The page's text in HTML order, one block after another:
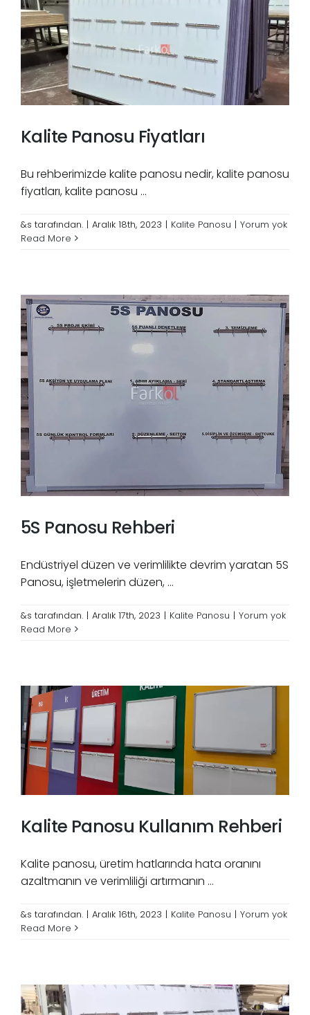
Kalite Panosu Fiyatları
Bu rehberimizde kalite panosu nedir, kalite panosu
fiyatları, kalite panosu ...
&s tarafından. | Aralık 18th, 2023 | Kalite Panosu | Yorum yok
Read More
5S Panosu Rehberi
Endüstriyel düzen ve verimlilikte devrim yaratan 5S
Panosu, işletmelerin düzen, ...
&s tarafından. | Aralık 17th, 2023 | Kalite Panosu | Yorum yok
Read More
Kalite Panosu Kullanım Rehberi
Kalite panosu, üretim hatlarında hata oranını
azaltmanın ve verimliliği artırmanın ...
&s tarafından. | Aralık 16th, 2023 | Kalite Panosu | Yorum yok
Read More